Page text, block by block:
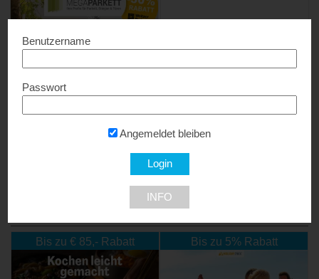
9300 St. Veit
Bis zu € 85,- Rabatt Bis zu 5% Rabatt
Benutzername
Passwort
Angemeldet bleiben
INFO